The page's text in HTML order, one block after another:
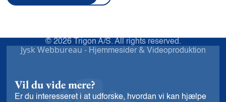
Vil du vide mere?
Er du interesseret i at udforske, hvordan vi kan hjælpe
© 2026 Trigon A/S. All rights reserved.
Jysk Webbureau - Hjemmesider & Videoproduktion